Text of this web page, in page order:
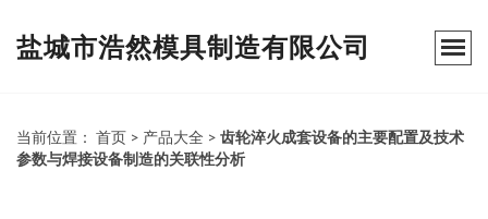
盐城市浩然模具制造有限公司
当前位置： 首页 > 产品大全 > 齿轮淬火成套设备的主要配置及技术
参数与焊接设备制造的关联性分析